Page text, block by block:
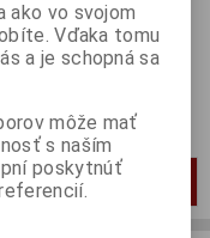
ako vo svojom
Vďaka tomu
a je schopná sa
môže mať
s naším
poskytnúť